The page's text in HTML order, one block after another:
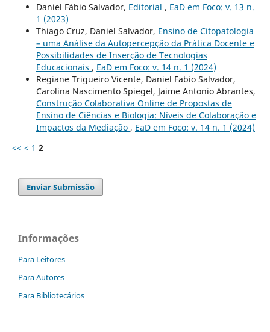
Daniel Fábio Salvador, Editorial , EaD em Foco: v. 13 n.
1 (2023)
Thiago Cruz, Daniel Salvador, Ensino de Citopatologia
– uma Análise da Autopercepção da Prática Docente e
Possibilidades de Inserção de Tecnologias
Educacionais , EaD em Foco: v. 14 n. 1 (2024)
Regiane Trigueiro Vicente, Daniel Fabio Salvador,
Carolina Nascimento Spiegel, Jaime Antonio Abrantes,
Construção Colaborativa Online de Propostas de
Ensino de Ciências e Biologia: Níveis de Colaboração e
Impactos da Mediação , EaD em Foco: v. 14 n. 1 (2024)
<< < 1 2
Enviar Submissão
Informações
Para Leitores
Para Autores
Para Bibliotecários